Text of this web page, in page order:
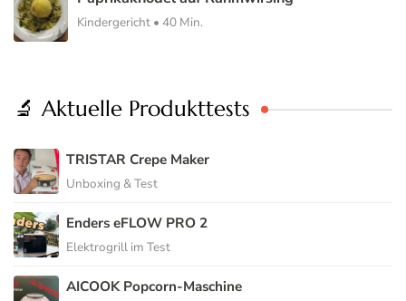
Kindergericht • 40 Min.
🔬 Aktuelle Produkttests
TRISTAR Crepe Maker
Unboxing & Test
Enders eFLOW PRO 2
Elektrogrill im Test
AICOOK Popcorn-Maschine